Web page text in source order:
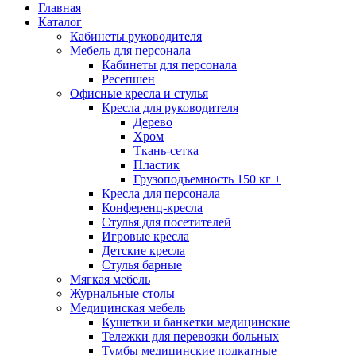
Главная
Каталог
Кабинеты руководителя
Мебель для персонала
Кабинеты для персонала
Ресепшен
Офисные кресла и стулья
Кресла для руководителя
Дерево
Хром
Ткань-сетка
Пластик
Грузоподъемность 150 кг +
Кресла для персонала
Конференц-кресла
Стулья для посетителей
Игровые кресла
Детские кресла
Стулья барные
Мягкая мебель
Журнальные столы
Медицинская мебель
Кушетки и банкетки медицинские
Тележки для перевозки больных
Тумбы медицинские подкатные